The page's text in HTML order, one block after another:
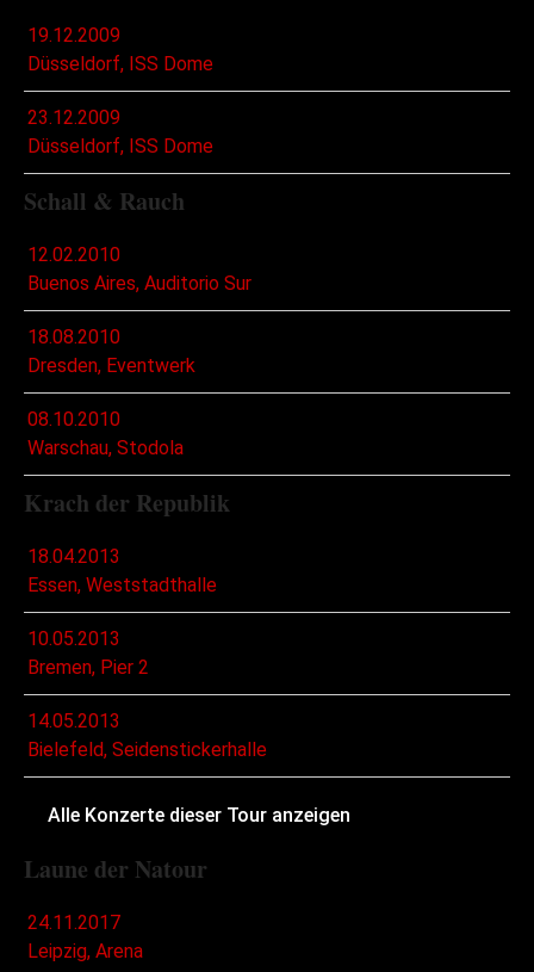
19.12.2009
Düsseldorf, ISS Dome
23.12.2009
Düsseldorf, ISS Dome
Schall & Rauch
12.02.2010
Buenos Aires, Auditorio Sur
18.08.2010
Dresden, Eventwerk
08.10.2010
Warschau, Stodola
Krach der Republik
18.04.2013
Essen, Weststadthalle
10.05.2013
Bremen, Pier 2
14.05.2013
Bielefeld, Seidenstickerhalle
Alle Konzerte dieser Tour anzeigen
Laune der Natour
24.11.2017
Leipzig, Arena